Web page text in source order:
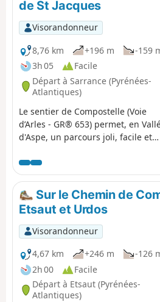
de St Jacques
Visorandonneur
8,76 km
+196 m
-159
3h 05
Facile
Départ à Sarrance (Pyrénées-
Atlantiques)
Le sentier de Compostelle (Voie
d’Arles - GR® 653) permet, en
d'Aspe, un parcours joli, facile et
lumineux. Nous ne le proposons
ici en boucle car le train (TER ligne
55) permet de revenir aisément à
point de départ.Itinéraire faisable
toutes saisons ; éviter cependant
périodes humides ! Avertissement
(2025) : suite aux inondations
dramatiques en vallée d'Aspe en
septembre 2024, il se peut que
certains passages du chemin soient
dégradés. Se renseigner avant de
Sur le Chemin de
Etsaut et Urdos
Visorandonneur
4,67 km
+246 m
-126
2h 00
Facile
Départ à Etsaut (Pyrénées-
Atlantiques)